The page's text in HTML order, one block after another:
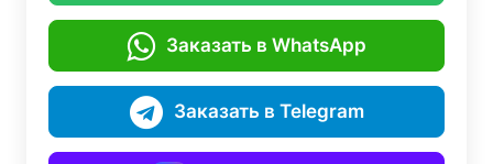
Заказать в WhatsApp
Заказать в Telegram